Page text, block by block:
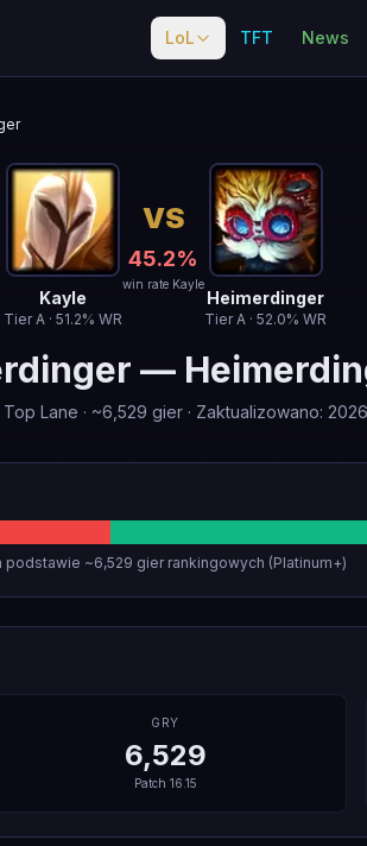
LoL TFT News
Kayle
TierA · 51.2% WR
VS
45.2%
win rate Kayle
Heimerdinger
TierA · 52.0% WR
—
Top Lane · ~6,529 gier· Zaktualizowano:
podstawie ~6,529 gier rankingowych (Platinum+)
GRY
6,529
Patch 16.15